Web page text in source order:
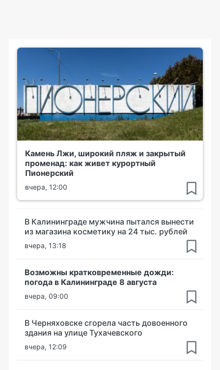
Камень Лжи, широкий пляж и закрытый
променад: как живет курортный
Пионерский
вчера, 12:00
В Калининграде мужчина пытался вынести
из магазина косметику на 24 тыс. рублей
вчера, 13:18
Возможны кратковременные дожди:
погода в Калининграде 8 августа
вчера, 09:00
В Черняховске сгорела часть довоенного
здания на улице Тухачевского
вчера, 12:09